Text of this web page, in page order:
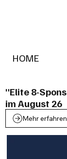
HOME
"Elite 8-
im August 26
Mehr erfahren